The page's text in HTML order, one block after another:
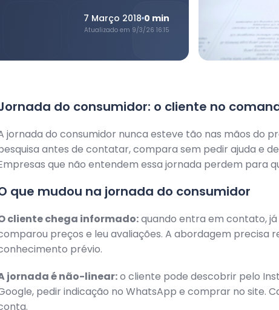
7 Março 2018 0 min
Atualizado em 9/3/26 16:15
do consumidor: o cliente no
jornada do consumidor nunca esteve tão nas mãos do
antes de contatar, compara sem pedir ajuda e
que não entendem essa jornada perdem para
que mudou na jornada do consumidor
cliente chega informado:quando entra em contato,
preços e leu avaliações. A abordagem precisa
prévio.
jornada é não-linear:o cliente pode descobrir pelo
pedir indicação no WhatsApp e comprar no site.